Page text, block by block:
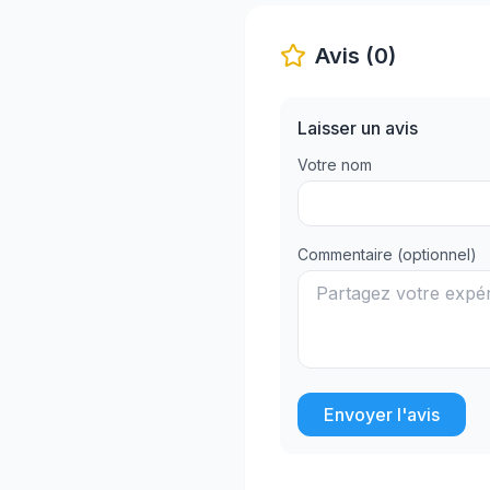
Avis (0)
Laisser un avis
Votre nom
Commentaire (optionnel)
Envoyer l'avis